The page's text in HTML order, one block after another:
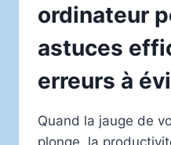
ordinateur
astuces
erreurs à
Quand la jauge de
plonge, la